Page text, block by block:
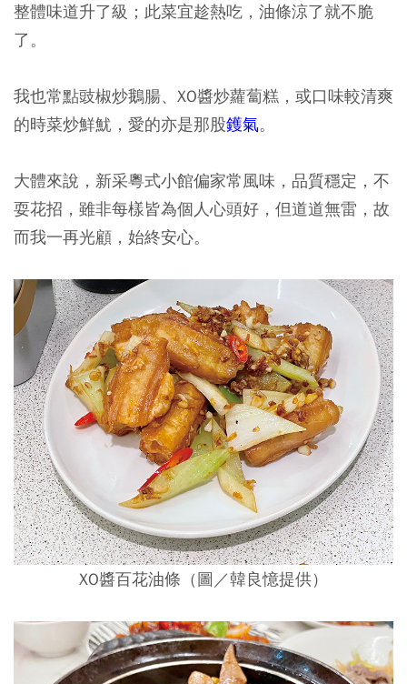
整體味道升了級；此菜宜趁熱吃，油條涼了就不脆
了。
我也常點豉椒炒鵝腸、XO醬炒蘿蔔糕，或口味較清爽
的時菜炒鮮魷，愛的亦是那股鑊氣。
大體來說，新采粵式小館偏家常風味，品質穩定，不
耍花招，雖非每樣皆為個人心頭好，但道道無雷，故
而我一再光顧，始終安心。
XO醬百花油條（圖／韓良憶提供）